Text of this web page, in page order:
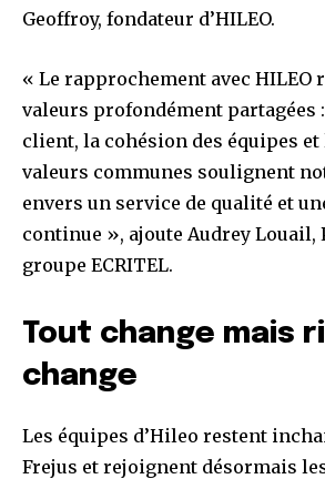
Geoffroy, fondateur d’HILEO.
« Le rapprochement avec HILEO
valeurs profondément partagées
client, la cohésion des équipes et
valeurs communes soulignent
envers un service de qualité et
continue », ajoute Audrey Louail,
groupe ECRITEL.
Tout change mais
change
Les équipes d’Hileo restent
Frejus et rejoignent désormais